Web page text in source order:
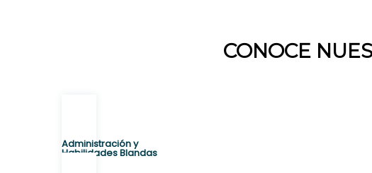
CONOCE
Administración y
Habilidades Blandas